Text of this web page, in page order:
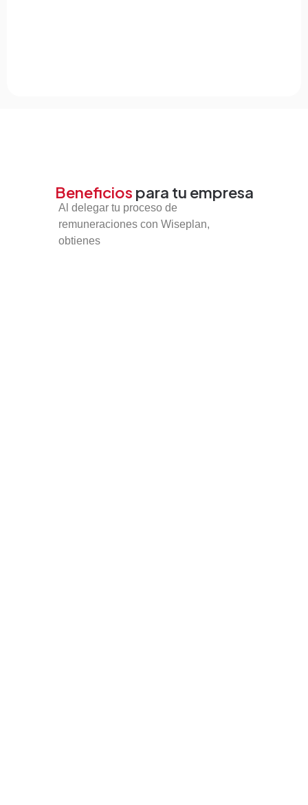
Beneficios para tu empresa
Al delegar tu proceso de
remuneraciones con Wiseplan,
obtienes